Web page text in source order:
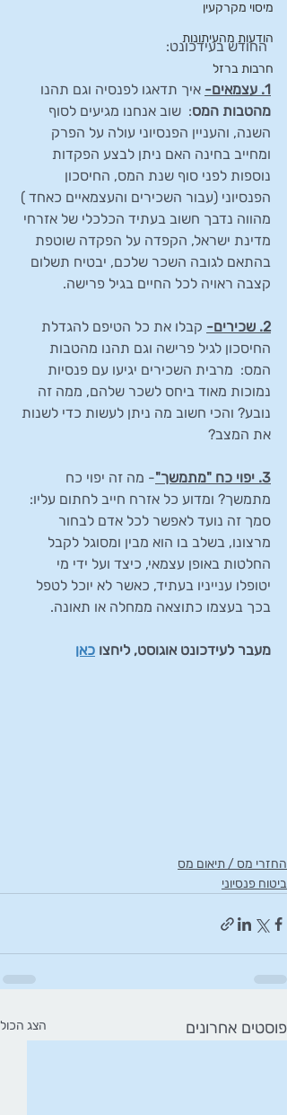
מיסוי מקרקעין
הודעות מהעיתונות
חרבות ברזל
החודש בעידכונט:
1. עצמאים-
איך תדאגו לפנסיה וגם תהנו
מהטבות המס:  שוב אנחנו מגיעים לסוף
השנה, והעניין הפנסיוני עולה על הפרק
ומחייב בחינה האם ניתן לבצע הפקדות
נוספות לפני סוף שנת המס, החיסכון
הפנסיוני (עבור השכירים והעצמאיים כאחד )
מהווה נדבך חשוב בעתיד הכלכלי של אזרחי
מדינת ישראל, הקפדה על הפקדה שוטפת
בהתאם לגובה השכר שלכם, יבטיח תשלום
קצבה ראויה לכל החיים בגיל פרישה.
2. שכירים-
קבלו את כל הטיפם להגדלת
החיסכון לגיל פרישה וגם תהנו מהטבות
המס:  מרבית השכירים יגיעו עם פנסיות
נמוכות מאוד ביחס לשכר שלהם, ממה זה
נובע? והכי חשוב מה ניתן לעשות כדי לשנות
את המצב?
3. יפוי כח "מתמשך"
- מה זה יפוי כח
מתמשך? ומדוע כל אזרח חייב לחתום עליו:
סמך זה נועד לאפשר לכל אדם לבחור
מרצונו, בשלב בו הוא מבין ומסוגל לקבל
החלטות באופן עצמאי, כיצד ועל ידי מי
יטופלו ענייניו בעתיד, כאשר לא יוכל לטפל
בכך בעצמו כתוצאה ממחלה או תאונה.
מעבר לעידכונט אוגוסט, ליחצו כאן
החזרי מס / תיאום מס
ביטוח פנסיוני
פוסטים אחרונים הצג הכול